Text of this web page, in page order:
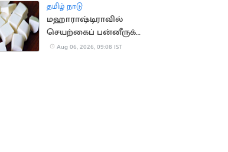
தமிழ் நாடு
மஹாராஷ்டிராவில்
செயற்கைப் பன்னீருக்கு
ஓராண்டு தடை
Aug 06, 2026, 09:08 IST